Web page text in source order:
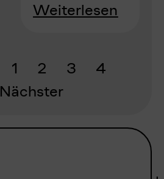
Weiterlesen
1 2 3
4
Nächster